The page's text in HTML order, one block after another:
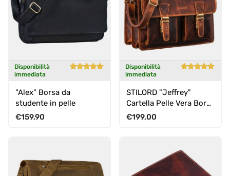
Disponibilità
immediata
"Alex" Borsa da
studente in pelle
Prezzo normale
€159,90
Disponibilità
immediata
STILORD "Jeffrey"
Cartella Pelle Vera Borsa
Ventiquattrore Vintage
Prezzo normale
€199,00